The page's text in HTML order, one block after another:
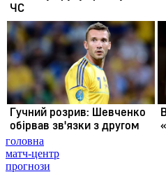
головна
матч-центр
прогнози